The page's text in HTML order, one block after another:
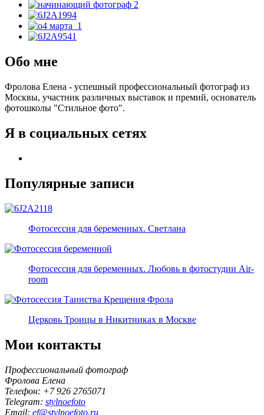
Обо мне
Фролова Елена - успешный профессиональный фотограф из
Москвы, участник различных выставок и премий, основатель
фотошколы "Стильное фото".
Я в социальных сетях
Популярные записи
Фотосессия для беременных. Светлана
Фотосессия для беременных. Любовь в фотостудии Air-
room
Церковь Троицы в Никитниках в Москве
Мои контакты
Профессиональный фотограф
Фролова Елена
Телефон: +7 926 2765071
Telegram: stylnoefoto
Email: ef@stylnoefoto.ru